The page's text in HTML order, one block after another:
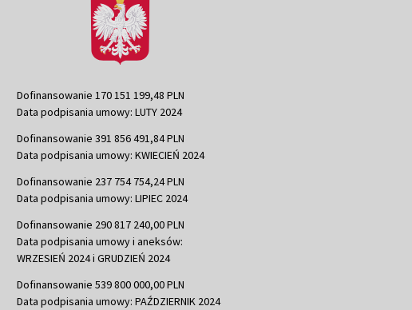
Dofinansowanie 170 151 199,48 PLN
Data podpisania umowy: LUTY 2024
Dofinansowanie 391 856 491,84 PLN
Data podpisania umowy: KWIECIEŃ 2024
Dofinansowanie 237 754 754,24 PLN
Data podpisania umowy: LIPIEC 2024
Dofinansowanie 290 817 240,00 PLN
Data podpisania umowy i aneksów:
WRZESIEŃ 2024 i GRUDZIEŃ 2024
Dofinansowanie 539 800 000,00 PLN
Data podpisania umowy: PAŹDZIERNIK 2024